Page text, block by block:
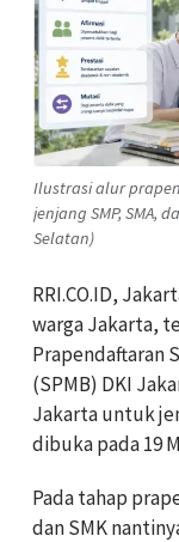
Ilustrasi alur
jenjang SMP, SMA,
Selatan)
RRI.CO.ID,
warga Jakarta,
Prapendaftaran
(SPMB) DKI
Jakarta untuk
dibuka pada 19
Pada tahap
dan SMK